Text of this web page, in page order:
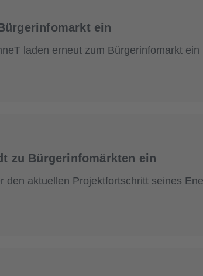
ein
laden erneut zum Bürgerinfomarkt ein
zu Bürgerinfomärkten ein
aktuellen Projektfortschritt seines